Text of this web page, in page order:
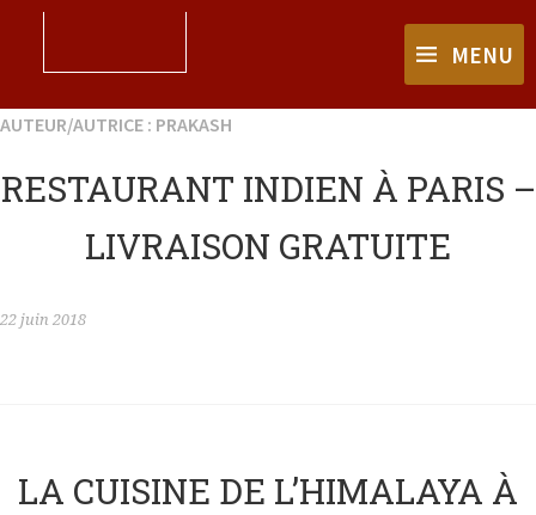
MENU
AUTEUR/AUTRICE : PRAKASH
RESTAURANT INDIEN À PARIS –
LIVRAISON GRATUITE
22 juin 2018
LA CUISINE DE L’HIMALAYA À